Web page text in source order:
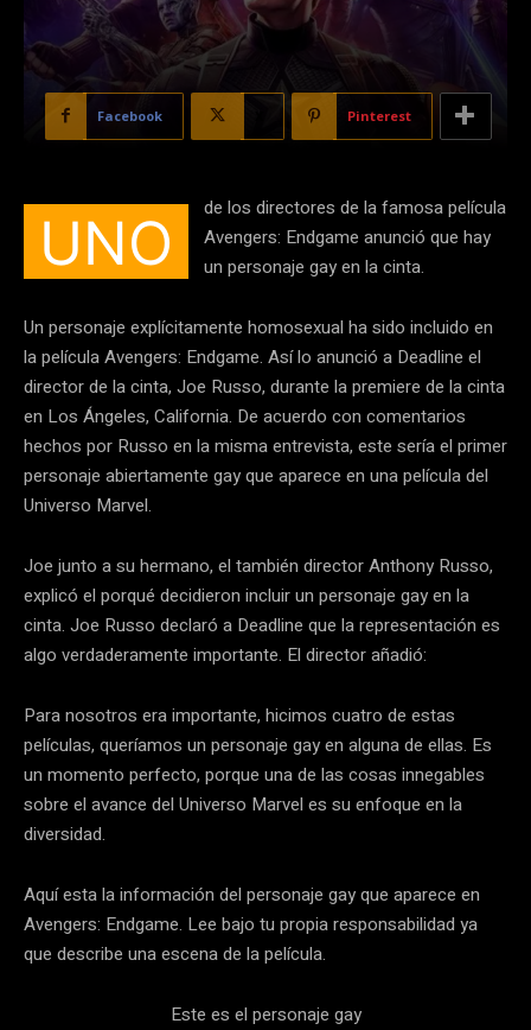
Facebook Pinterest
UNO
de los directores de la famosa película
Avengers: Endgame anunció que hay
un personaje gay en la cinta.
Un personaje explícitamente homosexual ha sido incluido en
la película Avengers: Endgame. Así lo anunció a Deadline el
director de la cinta, Joe Russo, durante la premiere de la cinta
en Los Ángeles, California. De acuerdo con comentarios
hechos por Russo en la misma entrevista, este sería el primer
personaje abiertamente gay que aparece en una película del
Universo Marvel.
Joe junto a su hermano, el también director Anthony Russo,
explicó el porqué decidieron incluir un personaje gay en la
cinta. Joe Russo declaró a Deadline que la representación es
algo verdaderamente importante. El director añadió:
Para nosotros era importante, hicimos cuatro de estas
películas, queríamos un personaje gay en alguna de ellas. Es
un momento perfecto, porque una de las cosas innegables
sobre el avance del Universo Marvel es su enfoque en la
diversidad.
Aquí esta la información del personaje gay que aparece en
Avengers: Endgame. Lee bajo tu propia responsabilidad ya
que describe una escena de la película.
Este es el personaje gay